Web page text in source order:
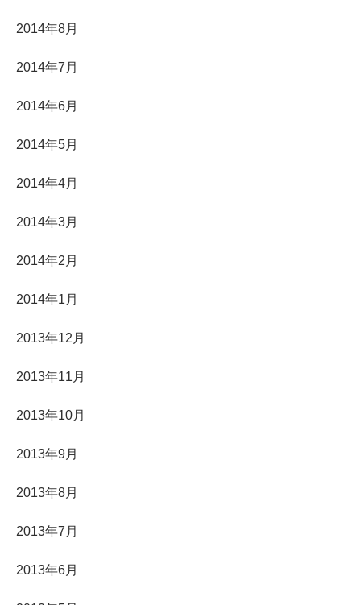
2014年8月
2014年7月
2014年6月
2014年5月
2014年4月
2014年3月
2014年2月
2014年1月
2013年12月
2013年11月
2013年10月
2013年9月
2013年8月
2013年7月
2013年6月